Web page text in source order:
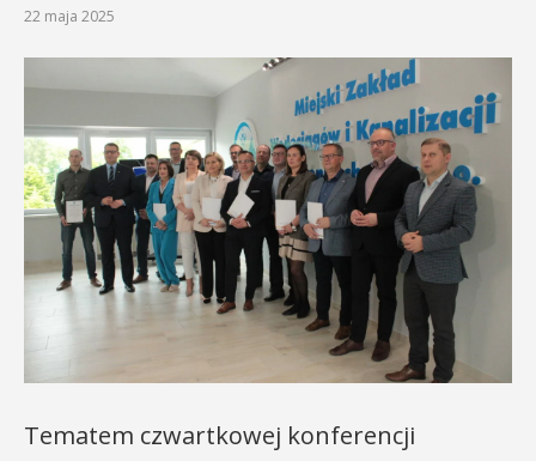
22 maja 2025
Tematem czwartkowej konferencji